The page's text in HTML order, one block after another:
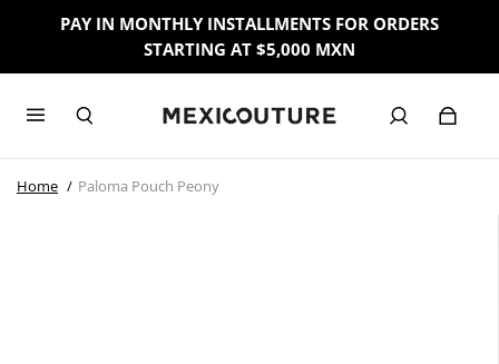
PAY IN MONTHLY INSTALLMENTS FOR ORDERS
STARTING AT $5,000 MXN
Home Paloma Pouch Peony